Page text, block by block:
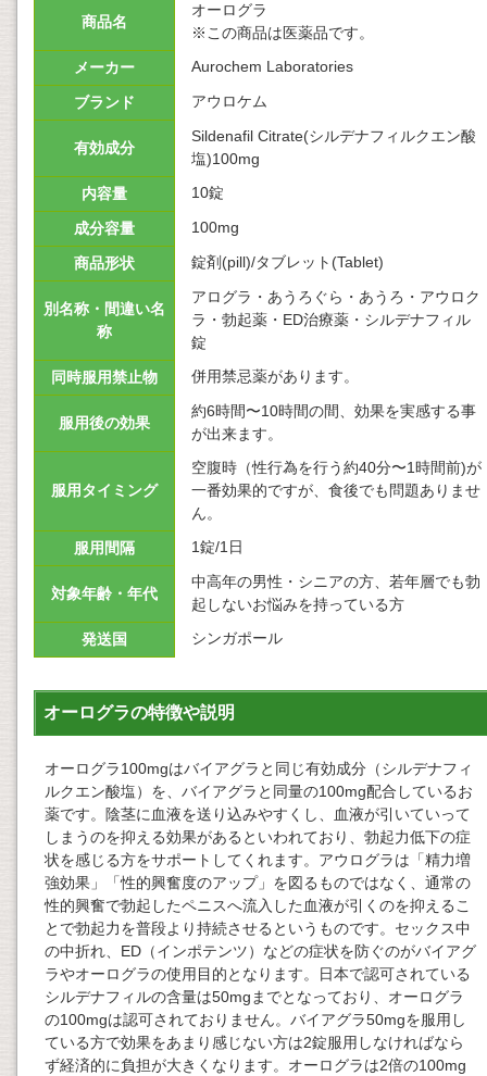
商品名
オーログラ
※この商品は医薬品です。
メーカー
Aurochem Laboratories
ブランド アウロケム
有効成分
Sildenafil Citrate(シルデナフィルクエン酸
塩)100mg
内容量
10錠
成分容量 100mg
商品形状 錠剤(pill)/タブレット(Tablet)
別名称・間違い名
称
アログラ・あうろぐら・あうろ・アウロク
ラ・勃起薬・ED治療薬・シルデナフィル
錠
同時服用禁止物
併用禁忌薬があります。
服用後の効果
約6時間〜10時間の間、効果を実感する事
が出来ます。
服用タイミング
空腹時（性行為を行う約40分〜1時間前)が
一番効果的ですが、食後でも問題ありませ
ん。
服用間隔
1錠/1日
対象年齢・年代
中高年の男性・シニアの方、若年層でも勃
起しないお悩みを持っている方
発送国
シンガポール
オーログラの特徴や説明
オーログラ100mgはバイアグラと同じ有効成分（シルデナフィ
ルクエン酸塩）を、バイアグラと同量の100mg配合しているお
薬です。陰茎に血液を送り込みやすくし、血液が引いていって
しまうのを抑える効果があるといわれており、勃起力低下の症
状を感じる方をサポートしてくれます。アウログラは「精力増
強効果」「性的興奮度のアップ」を図るものではなく、通常の
性的興奮で勃起したペニスへ流入した血液が引くのを抑えるこ
とで勃起力を普段より持続させるというものです。セックス中
の中折れ、ED（インポテンツ）などの症状を防ぐのがバイアグ
ラやオーログラの使用目的となります。日本で認可されている
シルデナフィルの含量は50mgまでとなっており、オーログラ
の100mgは認可されておりません。バイアグラ50mgを服用し
ている方で効果をあまり感じない方は2錠服用しなければなら
ず経済的に負担が大きくなります。オーログラは2倍の100mg